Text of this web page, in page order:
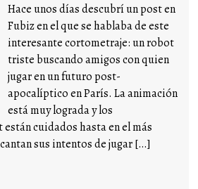
Hace unos días descubrí un post en
Fubiz en el que se hablaba de este
interesante cortometraje: un robot
triste buscando amigos con quien
jugar en un futuro post-
apocalíptico en París. La animación
está muy lograda y los
cuidados hasta en el más
sus intentos de jugar […]